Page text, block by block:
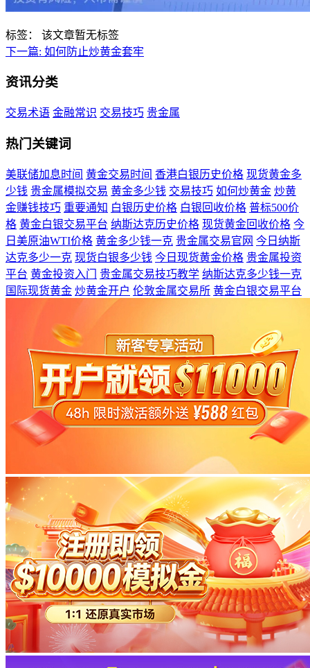
标签：
该文章暂无标签
下一篇: 如何防止炒黄金套牢
资讯分类
交易术语 金融常识 交易技巧 贵金属
热门关键词
美联储加息时间 黄金交易时间 香港白银历史价格 现货黄金多
少钱 贵金属模拟交易 黄金多少钱 交易技巧 如何炒黄金 炒黄
金赚钱技巧 重要通知 白银历史价格 白银回收价格 普标500价
格 黄金白银交易平台 纳斯达克历史价格 现货黄金回收价格 今
日美原油WTI价格 黄金多少钱一克 贵金属交易官网 今日纳斯
达克多少一克 现货白银多少钱 今日现货黄金价格 贵金属投资
平台 黄金投资入门 贵金属交易技巧教学 纳斯达克多少钱一克
国际现货黄金 炒黄金开户 伦敦金属交易所 黄金白银交易平台